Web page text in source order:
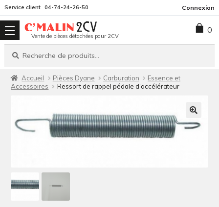
la
navigation
contenu
Service client 04-74-24-26-50 Connexion
Vente de pièces détachées pour 2CV
Recherche
Recherche
0
Accueil Pièces Dyane Carburation
Essence et
Accessoires
Ressort de rappel pédale d’accélérateur